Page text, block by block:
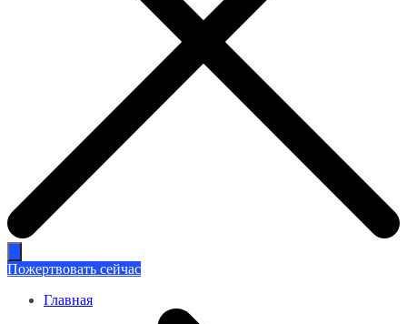
Пожертвовать сейчас
Главная